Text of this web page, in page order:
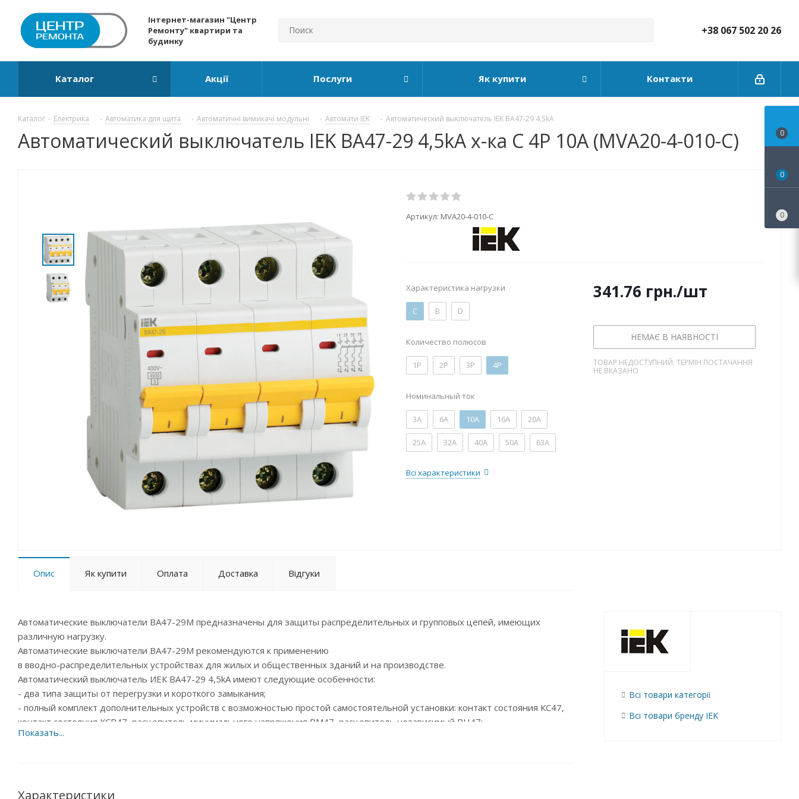
Інтернет-магазин "Центр
Ремонту" квартири та
будинку
+38 067 502 20 26
Каталог Акції Послуги Як купити Контакти
Каталог - Електрика - Автоматика для щита - Автоматичні вимикачі модульні - Автомати IEK - Автоматический выключатель IEK ВА47-29 4,5kA
Автоматический выключатель IEK ВА47-29 4,5kA х-ка C 4P 10А (MVA20-4-010-C)
Артикул: MVA20-4-010-C
Характеристика нагрузки
C B D
Количество полюсов
1P 2P 3P 4P
Номинальный ток
3А 6А 10А 16А 20А
25А 32А 40А 50А 63А
Всі характеристики
341.76 грн./шт
НЕМАЄ В НАЯВНОСТІ
ТОВАР НЕДОСТУПНИЙ. ТЕРМІН ПОСТАЧАННЯ
НЕ ВКАЗАНО
Опис Як купити Оплата Доставка Відгуки
Автоматические выключатели ВА47-29М предназначены для защиты распределительных и групповых цепей, имеющих
различную нагрузку.
Автоматические выключатели ВА47-29М рекомендуются к применению
в вводно-распределительных устройствах для жилых и общественных зданий и на производстве.
Автоматический выключатель ИЕК ВА47-29 4,5kA имеют следующие особенности:
- два типа защиты от перегрузки и короткого замыкания;
- полный комплект дополнительных устройств с возможностью простой самостоятельной установки: контакт состояния КС47,
контакт состояния КСВ47, расцепитель минимального напряжения РМ47, расцепитель независимый РН47;
- специальная конструкция корпуса с увеличенной теплоотдачей;
- усовершенствованная более широкая рукоятка выключателя с увеличенной площадью контакта;
Характеристики
Всі товари категорії
Всі товари бренду IEK
0
0
0